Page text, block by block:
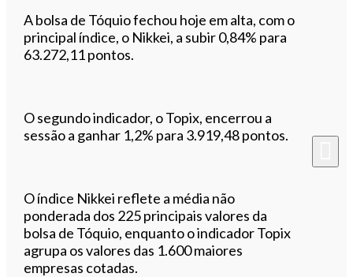
Ouvir este artigo
A bolsa de Tóquio fechou hoje em alta, com o
principal índice, o Nikkei, a subir 0,84% para
63.272,11 pontos.
O segundo indicador, o Topix, encerrou a
sessão a ganhar 1,2% para 3.919,48 pontos.
O índice Nikkei reflete a média não
ponderada dos 225 principais valores da
bolsa de Tóquio, enquanto o indicador Topix
agrupa os valores das 1.600 maiores
empresas cotadas.